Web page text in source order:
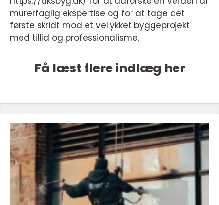
murerfaglig ekspertise og for at tage det
første skridt mod et vellykket byggeprojekt
med tillid og professionalisme.
Få læst flere indlæg her